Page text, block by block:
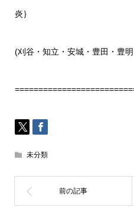
炎｝
(刈谷・知立・安城・豊田・豊
未分類